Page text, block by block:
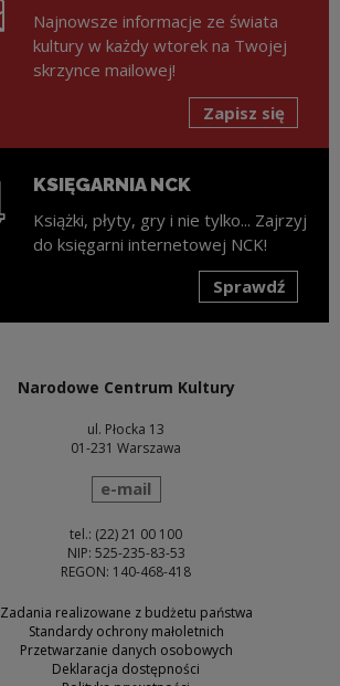
Najnowsze informacje ze świata
kultury w każdy wtorek na Twojej
skrzynce mailowej!
Zapisz się
KSIĘGARNIA NCK
Książki, płyty, gry i nie tylko... Zajrzyj
do księgarni internetowej NCK!
Sprawdź
Narodowe Centrum Kultury
ul. Płocka 13
01-231 Warszawa
wyślij wiadomość
e-mail
tel.: (22) 21 00 100
NIP: 525-235-83-53
REGON: 140-468-418
Zadania realizowane z budżetu państwa
Standardy ochrony małoletnich
Przetwarzanie danych osobowych
Deklaracja dostępności